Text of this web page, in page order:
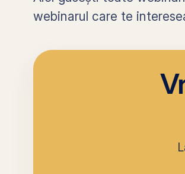
webinarul care te